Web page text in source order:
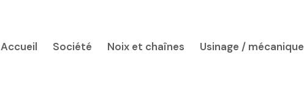
Accueil Société Noix et chaînes Usinage / mécanique